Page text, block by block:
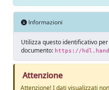
Informazioni
Utilizza questo identificativo
documento: https://
Attenzione
Attenzione! I dati visualizzati